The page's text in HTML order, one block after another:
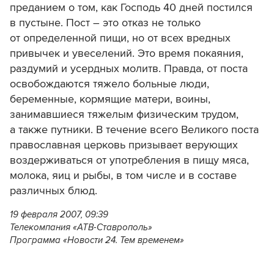
преданием о том, как Господь 40 дней постился
в пустыне. Пост – это отказ не только
от определенной пищи, но от всех вредных
привычек и увеселений. Это время покаяния,
раздумий и усердных молитв. Правда, от поста
освобождаются тяжело больные люди,
беременные, кормящие матери, воины,
занимавшиеся тяжелым физическим трудом,
а также путники. В течение всего Великого поста
православная церковь призывает верующих
воздерживаться от употребления в пищу мяса,
молока, яиц и рыбы, в том числе и в составе
различных блюд.
19 февраля 2007, 09:39
Телекомпания «АТВ-Ставрополь»
Программа «Новости 24. Тем временем»